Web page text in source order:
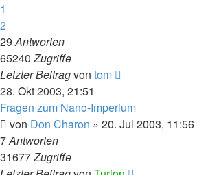
1
2
29Antworten
65240Zugriffe
Letzter Beitragvon tom
28. Okt 2003, 21:51
Fragen zum Nano-Imperium
von Don Charon » 20. Jul 2003, 11:56
7Antworten
31677Zugriffe